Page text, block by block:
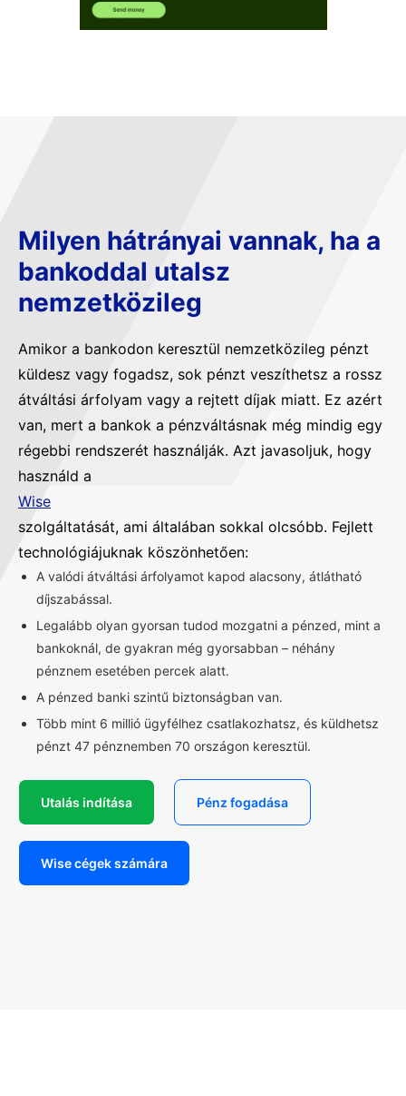
Milyen hátrányai vannak, ha a
bankoddal utalsz
nemzetközileg
Amikor a bankodon keresztül nemzetközileg pénzt
küldesz vagy fogadsz, sok pénzt veszíthetsz a rossz
átváltási árfolyam vagy a rejtett díjak miatt. Ez azért
van, mert a bankok a pénzváltásnak még mindig egy
régebbi rendszerét használják. Azt javasoljuk, hogy
használd a
Wise
szolgáltatását, ami általában sokkal olcsóbb. Fejlett
technológiájuknak köszönhetően:
A valódi átváltási árfolyamot kapod alacsony, átlátható
díjszabással.
Legalább olyan gyorsan tudod mozgatni a pénzed, mint a
bankoknál, de gyakran még gyorsabban – néhány
pénznem esetében percek alatt.
A pénzed banki szintű biztonságban van.
Több mint 6 millió ügyfélhez csatlakozhatsz, és küldhetsz
pénzt 47 pénznemben 70 országon keresztül.
Utalás indítása Pénz fogadása
Wise cégek számára